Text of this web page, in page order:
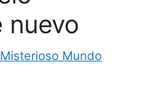
nuevo
Misterioso Mundo